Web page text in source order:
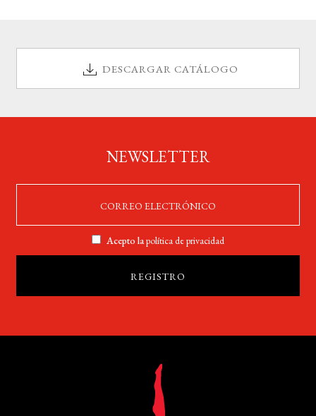
DESCARGAR CATÁLOGO
NEWSLETTER
Acepto lapolítica de privacidad